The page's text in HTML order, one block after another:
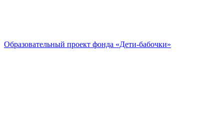
Образовательный проект фонда «Дети-бабочки»